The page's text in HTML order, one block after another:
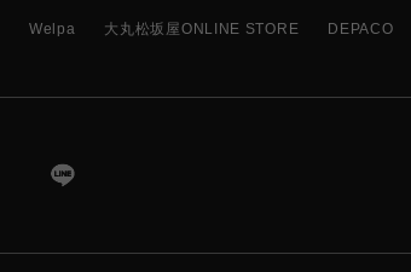
Welpa 大丸松坂屋ONLINE STORE DEPACO